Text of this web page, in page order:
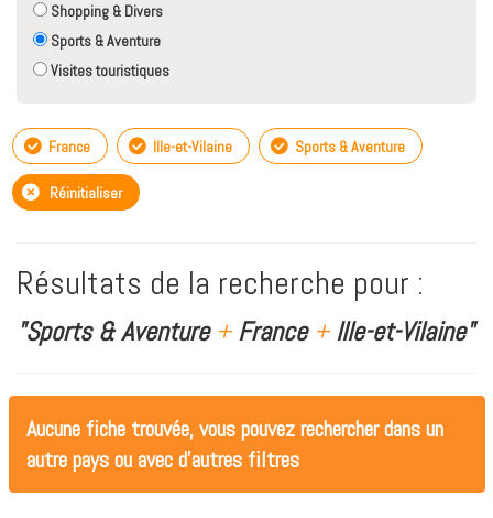
Shopping & Divers
Sports & Aventure
Visites touristiques
France Ille-et-Vilaine Sports & Aventure
Réinitialiser
Résultats de la recherche pour :
"Sports & Aventure +France +Ille-et-Vilaine"
Aucune fiche trouvée, vous pouvez rechercher dans un
autre pays ou avec d'autres filtres